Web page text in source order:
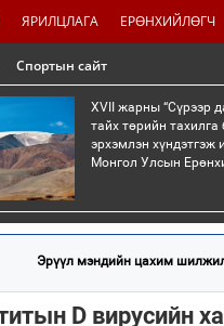
ЯРИЛЦЛАГА ЕРӨНХИЙЛӨГЧ
Спортын сайт
XVII жарны “Сүрээр
тайх төрийн
эрхэмлэн хүндэтгэж
Монгол Улсын
Эрүүл мэндийн цахим
D вирусийн